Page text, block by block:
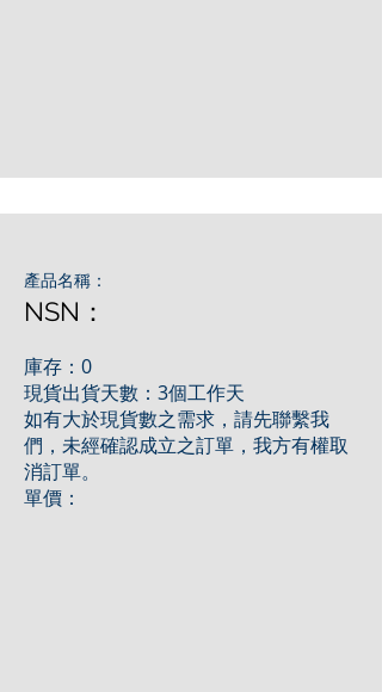
產品名稱：
NSN：
庫存：0
現貨出貨天數：3個工作天
如有大於現貨數之需求，請先聯繫我
們，未經確認成立之訂單，我方有權取
消訂單。
單價：